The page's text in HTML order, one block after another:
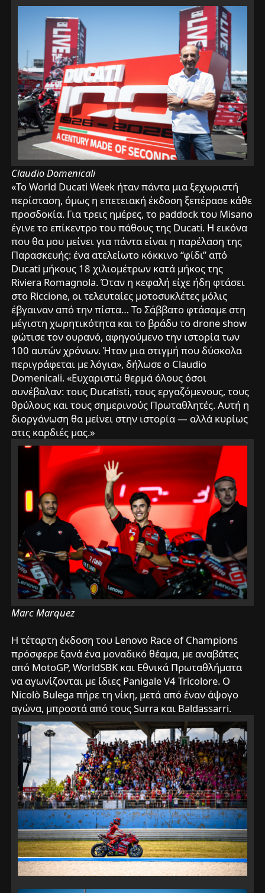
Claudio Domenicali
«Το World Ducati Week ήταν πάντα μια ξεχωριστή
περίσταση, όμως η επετειακή έκδοση ξεπέρασε κάθε
προσδοκία. Για τρεις ημέρες, το paddock του Misano
έγινε το επίκεντρο του πάθους της Ducati. Η εικόνα
που θα μου μείνει για πάντα είναι η παρέλαση της
Παρασκευής: ένα ατελείωτο κόκκινο “φίδι” από
Ducati μήκους 18 χιλιομέτρων κατά μήκος της
Riviera Romagnola. Όταν η κεφαλή είχε ήδη φτάσει
στο Riccione, οι τελευταίες μοτοσυκλέτες μόλις
έβγαιναν από την πίστα… Το Σάββατο φτάσαμε στη
μέγιστη χωρητικότητα και το βράδυ το drone show
φώτισε τον ουρανό, αφηγούμενο την ιστορία των
100 αυτών χρόνων. Ήταν μια στιγμή που δύσκολα
περιγράφεται με λόγια», δήλωσε ο Claudio
Domenicali. «Ευχαριστώ θερμά όλους όσοι
συνέβαλαν: τους Ducatisti, τους εργαζόμενους, τους
θρύλους και τους σημερινούς Πρωταθλητές. Αυτή η
διοργάνωση θα μείνει στην ιστορία — αλλά κυρίως
στις καρδιές μας.»
Marc Marquez
Η τέταρτη έκδοση του Lenovo Race of Champions
πρόσφερε ξανά ένα μοναδικό θέαμα, με αναβάτες
από MotoGP, WorldSBK και Εθνικά Πρωταθλήματα
να αγωνίζονται με ίδιες Panigale V4 Tricolore. Ο
Nicolò Bulega πήρε τη νίκη, μετά από έναν άψογο
αγώνα, μπροστά από τους Surra και Baldassarri.